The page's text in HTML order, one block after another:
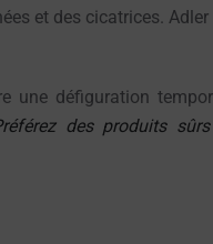
et des cicatrices.
une défiguration
des produits